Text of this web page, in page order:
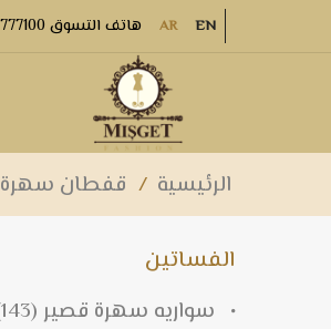
AR EN هاتف التسوق 00905550777100
الرئيسية / قفطان سهرة
الفساتين
سواريه سهرة قصير (143)